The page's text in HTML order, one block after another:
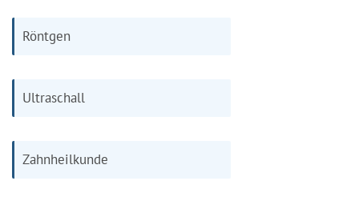
Röntgen
Ultraschall
Zahnheilkunde